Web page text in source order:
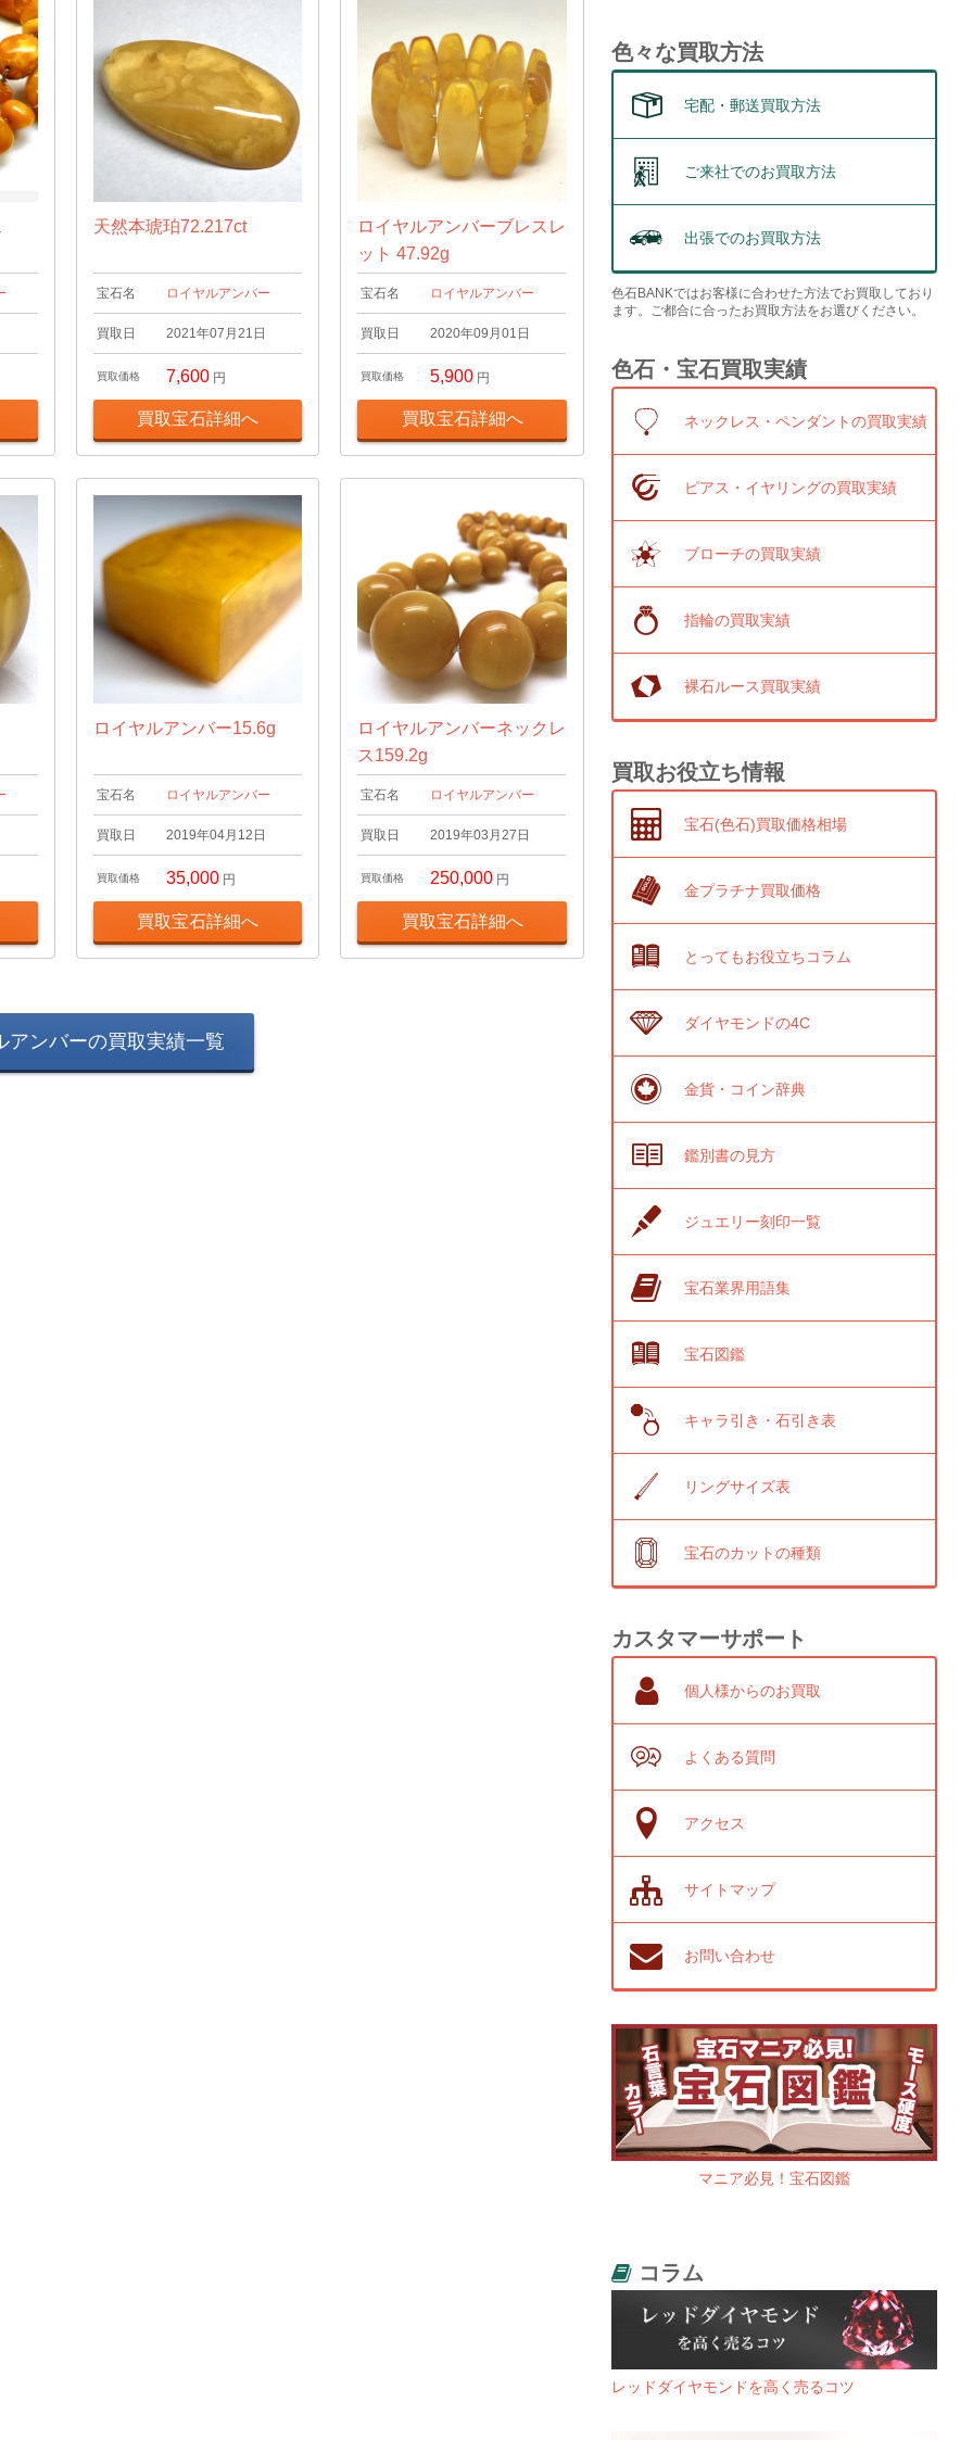
天然本琥珀72.217ct
宝石名 ロイヤルアンバー
買取日 2021年07月21日
買取価格 7,600 円
買取宝石詳細へ
ロイヤルアンバーブレスレ
ット 47.92g
宝石名 ロイヤルアンバー
買取日 2020年09月01日
買取価格 5,900 円
買取宝石詳細へ
ロイヤルアンバー15.6g
宝石名 ロイヤルアンバー
買取日 2019年04月12日
買取価格 35,000 円
買取宝石詳細へ
ロイヤルアンバーネックレ
ス159.2g
宝石名 ロイヤルアンバー
買取日 2019年03月27日
買取価格 250,000 円
買取宝石詳細へ
アンバーの買取実績一覧
色々な買取方法
宅配・郵送買取方法
ご来社でのお買取方法
出張でのお買取方法
色石BANKではお客様に合わせた方法でお買取しており
ます。ご都合に合ったお買取方法をお選びください。
色石・宝石買取実績
ネックレス・ペンダントの買取実績
ピアス・イヤリングの買取実績
ブローチの買取実績
指輪の買取実績
裸石ルース買取実績
買取お役立ち情報
宝石(色石)買取価格相場
金プラチナ買取価格
とってもお役立ちコラム
ダイヤモンドの4C
金貨・コイン辞典
鑑別書の見方
ジュエリー刻印一覧
宝石業界用語集
宝石図鑑
キャラ引き・石引き表
リングサイズ表
宝石のカットの種類
カスタマーサポート
個人様からのお買取
よくある質問
アクセス
サイトマップ
お問い合わせ
マニア必見！宝石図鑑
コラム
レッドダイヤモンドを高く売るコツ